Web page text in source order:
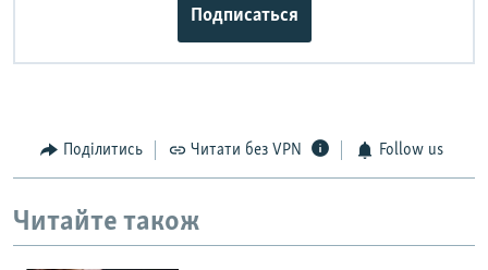
Подписаться
Поділитись Читати без VPN Follow us
Читайте також